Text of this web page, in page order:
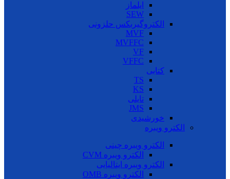
ایلماز
SEW
الکتروگیربکس حلزونی
MVF
MVFFC
VF
VFFC
کتابی
TS
KS
تایلی
JMS
خورشیدی
الکترو ویبره
الکترو ویبره چینی
الکترو ویبره CVM
الکترو ویبره ایتالیایی
الکترو ویبره OMB